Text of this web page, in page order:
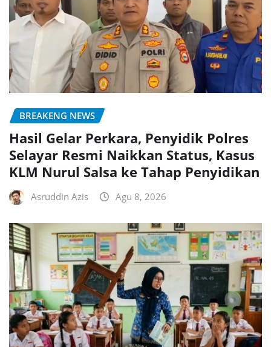
BREAKENG NEWS
Hasil Gelar Perkara, Penyidik Polres
Selayar Resmi Naikkan Status, Kasus
KLM Nurul Salsa ke Tahap Penyidikan
Asruddin Azis Agu 8, 2026